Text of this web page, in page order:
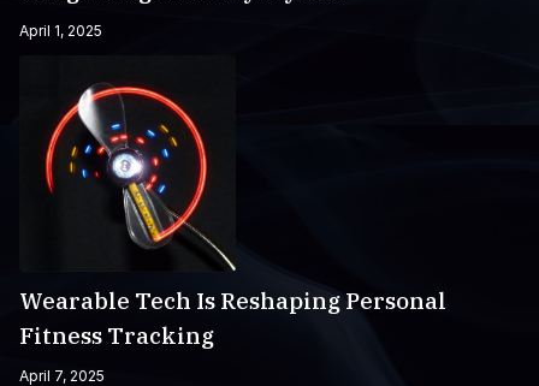
April 1, 2025
Wearable Tech Is Reshaping Personal
Fitness Tracking
April 7, 2025